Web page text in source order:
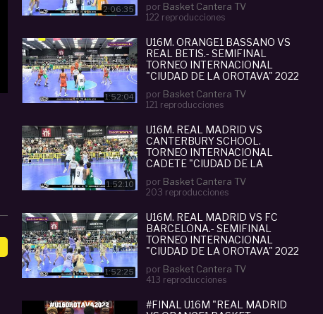
2:06:35 por Basket Cantera TV
122 reproducciones
1:52:04
U16M. ORANGE1 BASSANO VS
REAL BETIS.- SEMIFINAL
TORNEO INTERNACIONAL
"CIUDAD DE LA OROTAVA" 2022
por Basket Cantera TV
121 reproducciones
1:52:10
U16M. REAL MADRID VS
CANTERBURY SCHOOL.
TORNEO INTERNACIONAL
CADETE "CIUDAD DE LA
por Basket Cantera TV
203 reproducciones
1:52:25
U16M. REAL MADRID VS FC
BARCELONA.- SEMIFINAL
TORNEO INTERNACIONAL
"CIUDAD DE LA OROTAVA" 2022
por Basket Cantera TV
413 reproducciones
#FINAL U16M "REAL MADRID